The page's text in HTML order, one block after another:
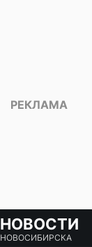
НОВОСТИ
НОВОСИБИРСКА